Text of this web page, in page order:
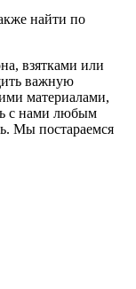
найти по
взятками или
важную
материалами,
с нами любым
Мы постараемся